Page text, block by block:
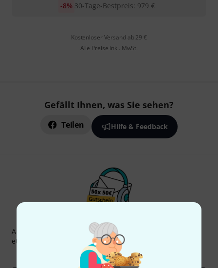
30-Tage-Bestpreis: 979 €
-8%
Kostenloser Versand ab 29 €
Alle Preise inkl. MwSt.
Gefällt Ihnen, was Sie sehen?
Teilen Hilfe & Feedback
Thomann Newsletter
Abonniere den Thomann Newsletter und gewinne mit
etwas Glück einen von
50 Gutscheinen
Inspirierende Beiträge
Deals Thomann Insights